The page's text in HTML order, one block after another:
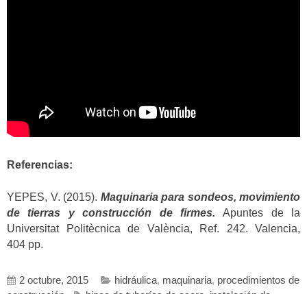
Referencias:
YEPES, V. (2015). Maquinaria para sondeos, movimiento
de tierras y construcción de firmes. Apuntes de la
Universitat Politècnica de València, Ref. 242. Valencia,
404 pp.
2 octubre, 2015 hidráulica, maquinaria, procedimientos de